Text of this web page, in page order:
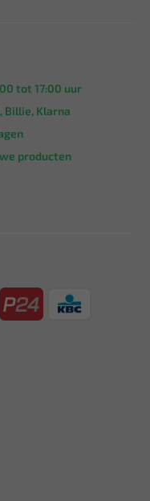
tot 17:00 uur
Billie, Klarna
producten